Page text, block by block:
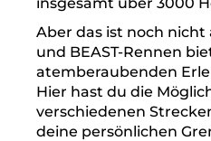
Aber das ist noch nicht
und BEAST-Rennen
atemberaubenden
Hier hast du die
verschiedenen
deine persönlichen